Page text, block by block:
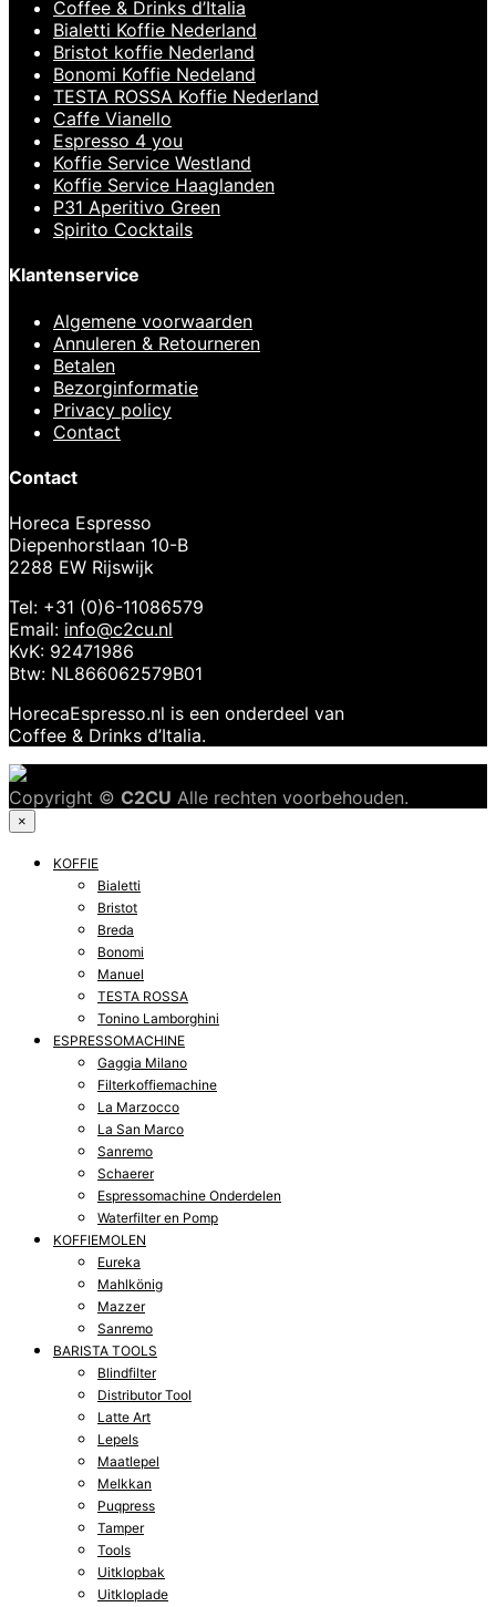
Coffee & Drinks d’Italia
Bialetti Koffie Nederland
Bristot koffie Nederland
Bonomi Koffie Nedeland
TESTA ROSSA Koffie Nederland
Caffe Vianello
Espresso 4 you
Koffie Service Westland
Koffie Service Haaglanden
P31 Aperitivo Green
Spirito Cocktails
Klantenservice
Algemene voorwaarden
Annuleren & Retourneren
Betalen
Bezorginformatie
Privacy policy
Contact
Contact
Horeca Espresso
Diepenhorstlaan 10-B
2288 EW Rijswijk
Tel: +31 (0)6-11086579
Email: info@c2cu.nl
KvK: 92471986
Btw: NL866062579B01
HorecaEspresso.nl is een onderdeel van
Coffee & Drinks d’Italia.
Copyright © C2CU Alle rechten voorbehouden.
×
KOFFIE
Bialetti
Bristot
Breda
Bonomi
Manuel
TESTA ROSSA
Tonino Lamborghini
ESPRESSOMACHINE
Gaggia Milano
Filterkoffiemachine
La Marzocco
La San Marco
Sanremo
Schaerer
Espressomachine Onderdelen
Waterfilter en Pomp
KOFFIEMOLEN
Eureka
Mahlkönig
Mazzer
Sanremo
BARISTA TOOLS
Blindfilter
Distributor Tool
Latte Art
Lepels
Maatlepel
Melkkan
Puqpress
Tamper
Tools
Uitklopbak
Uitkloplade